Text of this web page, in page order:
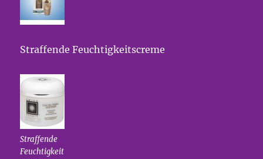
Straffende Feuchtigkeitscreme
Straffende
Feuchtigkeit